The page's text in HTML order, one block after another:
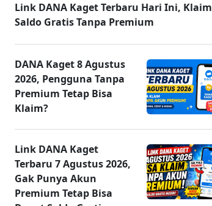
Link DANA Kaget Terbaru Hari Ini, Klaim
Saldo Gratis Tanpa Premium
DANA Kaget 8 Agustus
2026, Pengguna Tanpa
Premium Tetap Bisa
Klaim?
Link DANA Kaget
Terbaru 7 Agustus 2026,
Gak Punya Akun
Premium Tetap Bisa